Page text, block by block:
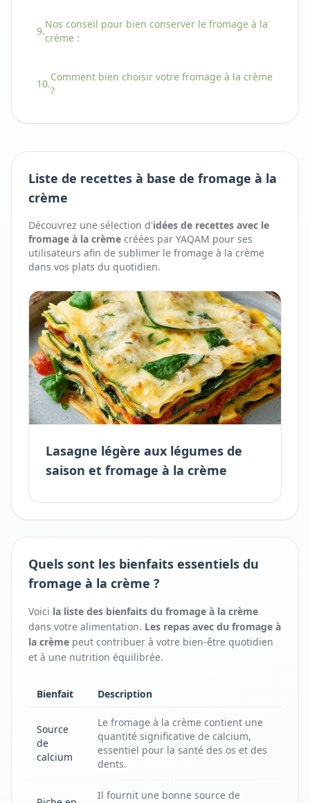
9.
Nos conseil pour bien conserver le fromage à la
crème :
10.
Comment bien choisir votre fromage à la crème
?
Liste de recettes à base de fromage à la
crème
Découvrez une sélection d'idées de recettes avec le
fromage à la crème créées par YAQAM pour ses
utilisateurs afin de sublimer le fromage à la crème
dans vos plats du quotidien.
Lasagne légère aux légumes de
saison et fromage à la crème
Quels sont les bienfaits essentiels du
fromage à la crème ?
Voici la liste des bienfaits du fromage à la crème
dans votre alimentation. Les repas avec du fromage à
la crème peut contribuer à votre bien-être quotidien
et à une nutrition équilibrée.
Bienfait Description
Source
de
calcium
Le fromage à la crème contient une
quantité significative de calcium,
essentiel pour la santé des os et des
dents.
Il fournit une bonne source de